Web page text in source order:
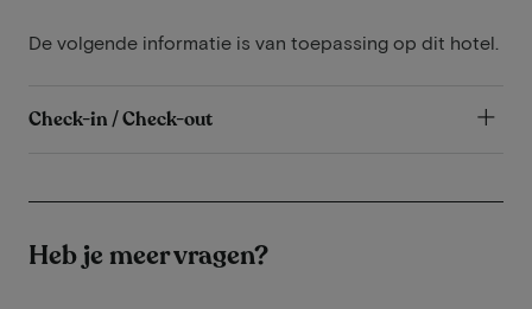
De volgende informatie is van toepassing op dit hotel.
Check-in / Check-out
Heb je meer vragen?